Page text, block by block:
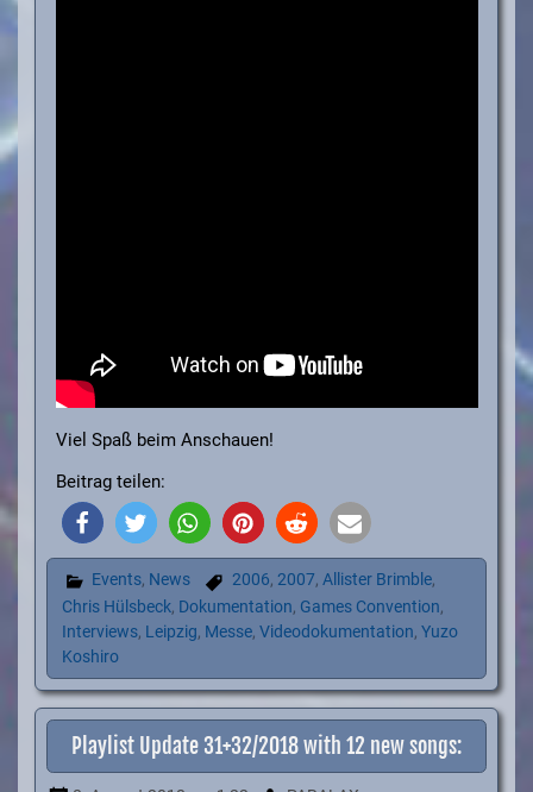
Viel Spaß beim Anschauen!
Beitrag teilen:
Events, News 2006, 2007, Allister Brimble,
Chris Hülsbeck, Dokumentation, Games Convention,
Interviews, Leipzig, Messe, Videodokumentation, Yuzo
Koshiro
Playlist Update 31+32/2018 with 12 new songs: